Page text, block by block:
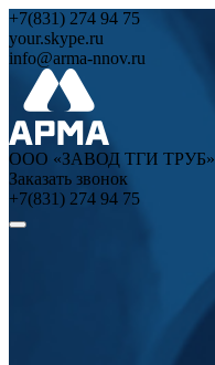
+7(831) 274 94 75
your.skype.ru
info@arma-nnov.ru
ООО «ЗАВОД ТГИ ТРУБ»
Заказать звонок
+7(831) 274 94 75